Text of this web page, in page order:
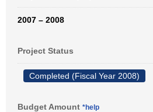
2007 – 2008
Project Status
Completed (Fiscal Year 2008)
Budget Amount *help